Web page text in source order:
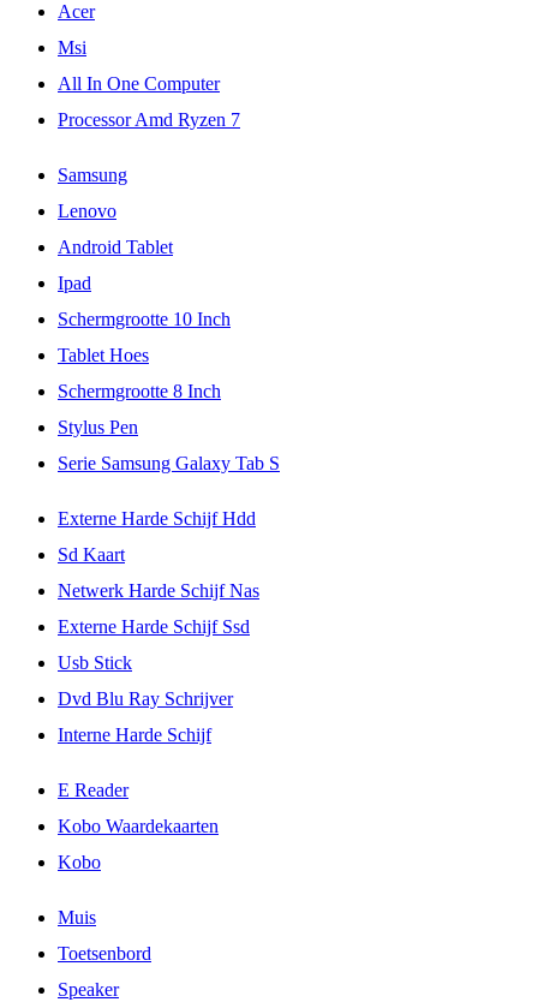
Acer
Msi
All In One Computer
Processor Amd Ryzen 7
Samsung
Lenovo
Android Tablet
Ipad
Schermgrootte 10 Inch
Tablet Hoes
Schermgrootte 8 Inch
Stylus Pen
Serie Samsung Galaxy Tab S
Externe Harde Schijf Hdd
Sd Kaart
Netwerk Harde Schijf Nas
Externe Harde Schijf Ssd
Usb Stick
Dvd Blu Ray Schrijver
Interne Harde Schijf
E Reader
Kobo Waardekaarten
Kobo
Muis
Toetsenbord
Speaker